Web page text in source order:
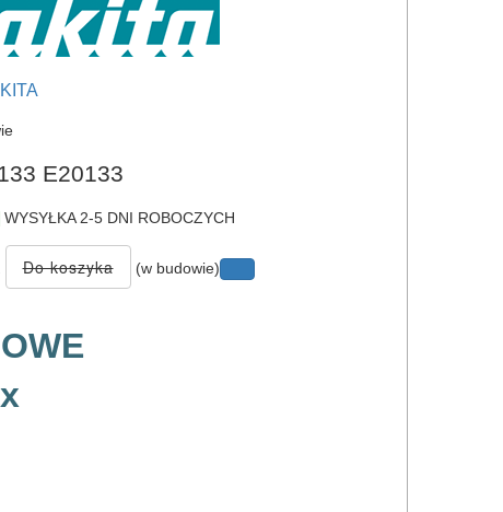
E20133
WYSYŁKA 2-5 DNI ROBOCZYCH
(w budowie)